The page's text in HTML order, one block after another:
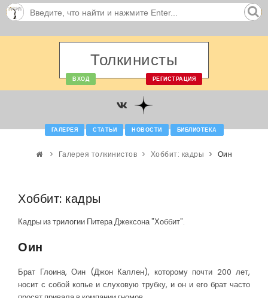
Толкинисты
ВХОД РЕГИСТРАЦИЯ
ГАЛЕРЕЯ СТАТЬИ НОВОСТИ БИБЛИОТЕКА
Галерея толкинистов Хоббит: кадры Оин
Хоббит: кадры
Кадры из трилогии Питера Джексона "Хоббит".
Оин
Брат Глоина, Оин (Джон Каллен), которому почти 200 лет,
носит с собой копье и слуховую трубку, и он и его брат часто